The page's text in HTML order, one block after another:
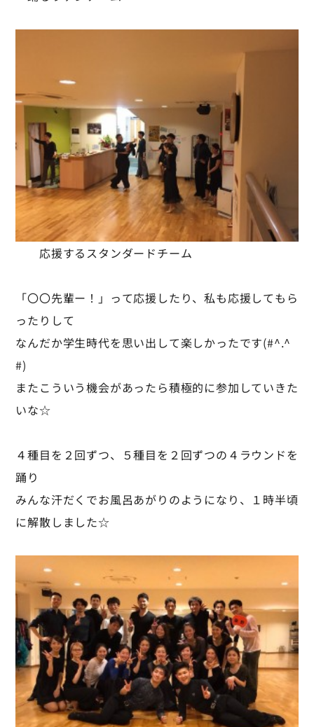
応援するスタンダードチーム
「〇〇先輩ー！」って応援したり、私も応援してもら
ったりして
なんだか学生時代を思い出して楽しかったです(#^.^
#)
またこういう機会があったら積極的に参加していきた
いな☆
４種目を２回ずつ、５種目を２回ずつの４ラウンドを
踊り
みんな汗だくでお風呂あがりのようになり、１時半頃
に解散しました☆